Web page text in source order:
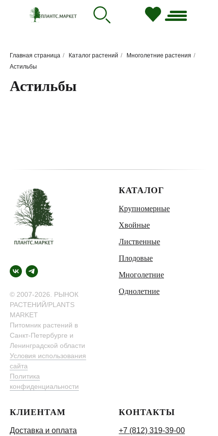
Главная страница / Каталог растений / Многолетние растения /
Астильбы
Астильбы
© 2007-2026. РЫНОК
РАСТЕНИЙ/PLANTS
MARKET
Питомник растений в
Санкт-Петербурге и
Ленинградской области
Условия использования
сайта
Политика
конфиденциальности
КАТАЛОГ
Крупномерные
Хвойные
Лиственные
Плодовые
Многолетние
Однолетние
КЛИЕНТАМ
Доставка и оплата
КОНТАКТЫ
+7 (812) 319-39-00